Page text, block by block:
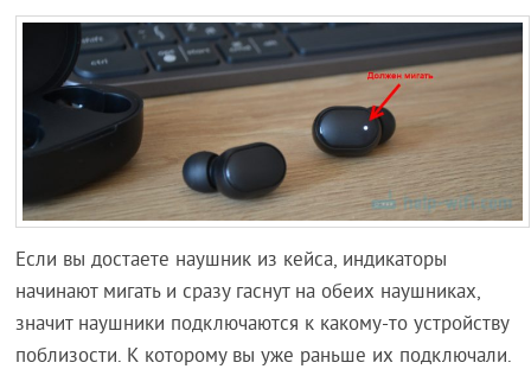
Если вы достаете наушник из кейса, индикаторы
начинают мигать и сразу гаснут на обеих наушниках,
значит наушники подключаются к какому-то устройству
поблизости. К которому вы уже раньше их подключали.